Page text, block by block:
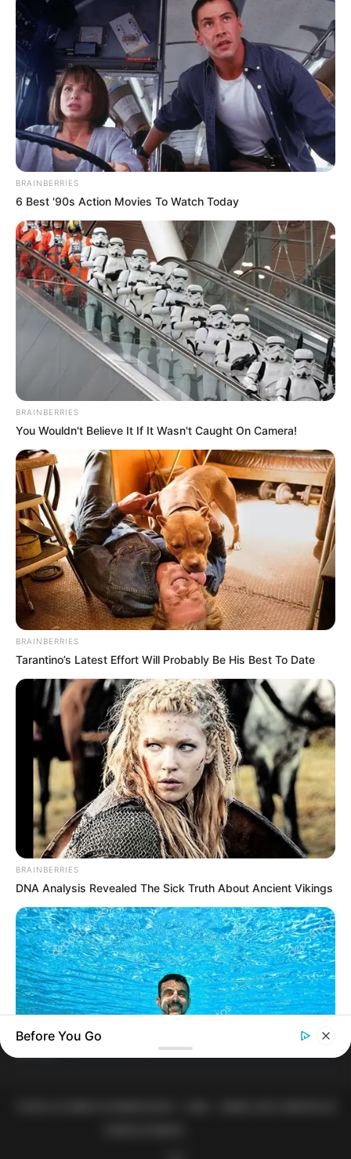
Prefeitura realiza a maior entrega de
motocicletas aos Agentes de Saúde da
história...
Agente de Saúde é indiciada por falsificar
visitas que nunca aconteceram.
Terceiro lote da restituição do IR paga R$
4,61 bilhões para 2,7 milhões de
Motos e bicicletas para ACS e ACE: veja o
passo a passo para conseguir o benefício.
PLP 185 continua travado na Câmara dos
Deputados por erro em seu texto.
ACS e ACE: celetista, estatutário ou
contrato precário — entenda o que muda
no seu bolso e na sua carreira.
DIVERSAS
MATÉRIAS EM DESTAQUE NOS ÚLTIMOS 30 DIAS
Prefeitura realiza a maior entrega de
motocicletas aos Agentes de Saúde da
Agente de Saúde é indiciada por
falsificar visitas que nunca aconteceram.
Terceiro lote da restituição do IR paga
R$ 4,61 bilhões para 2,7 milhões de
contribuintes.
MATÉRIAS EM DESTAQUES
falsificar visitas que nunca aconteceram.
Câmara dos Deputados: anuênios,
triênios, quinquênios, sexta-parte e
licenças-prêmio entram no debate.
FNARAS em Brasília: Senado pode
mobilização.
BRAINBERRIES
6 Best '90s Action Movies To Watch Today
BRAINBERRIES
You Wouldn't Believe It If It Wasn't Caught On Camera!
BRAINBERRIES
Tarantino’s Latest Effort Will Probably Be His Best To Date
BRAINBERRIES
DNA Analysis Revealed The Sick Truth About Ancient Vikings
Before You Go